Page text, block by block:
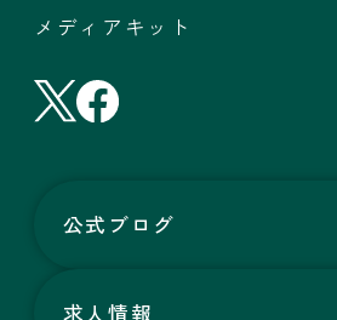
支援ストーリー
メディアキット
公式ブログ
求人情報